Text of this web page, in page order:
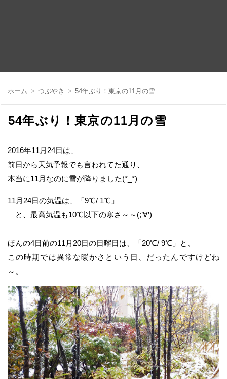
ン
ホーム つぶやき 54年ぶり！東京の11月の雪
54年ぶり！東京の11月の雪
2016年11月24日は、
前日から天気予報でも言われてた通り、
本当に11月なのに雪が降りました(*_*)
11月24日の気温は、「9℃/ 1℃」
と、最高気温も10℃以下の寒さ～～(;’∀’)
ほんの4日前の11月20日の日曜日は、「20℃/ 9℃」と、
この時期では異常な暖かさという日、だったんですけどね
～。